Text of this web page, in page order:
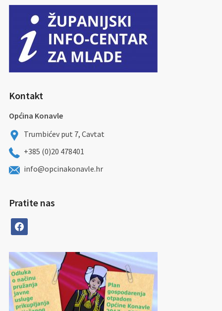
Kontakt
Općina Konavle
Trumbićev put 7, Cavtat
+385 (0)20 478401
info@opcinakonavle.hr
Pratite nas
facebook